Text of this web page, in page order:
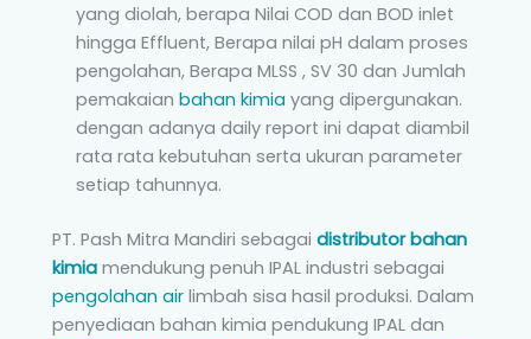
yang diolah, berapa Nilai COD dan BOD inlet
hingga Effluent, Berapa nilai pH dalam proses
pengolahan, Berapa MLSS , SV 30 dan Jumlah
pemakaian bahan kimia yang dipergunakan.
dengan adanya daily report ini dapat diambil
rata rata kebutuhan serta ukuran parameter
setiap tahunnya.
PT. Pash Mitra Mandiri sebagai distributor bahan
kimia mendukung penuh IPAL industri sebagai
pengolahan air limbah sisa hasil produksi. Dalam
penyediaan bahan kimia pendukung IPAL dan